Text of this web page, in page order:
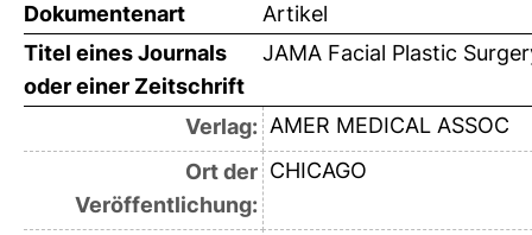
Dokumentenart
Artikel
Titel eines Journals
oder einer Zeitschrift
JAMA Facial Plastic
Verlag: AMER MEDICAL ASSOC
Ort der
Veröffentlichung:
CHICAGO